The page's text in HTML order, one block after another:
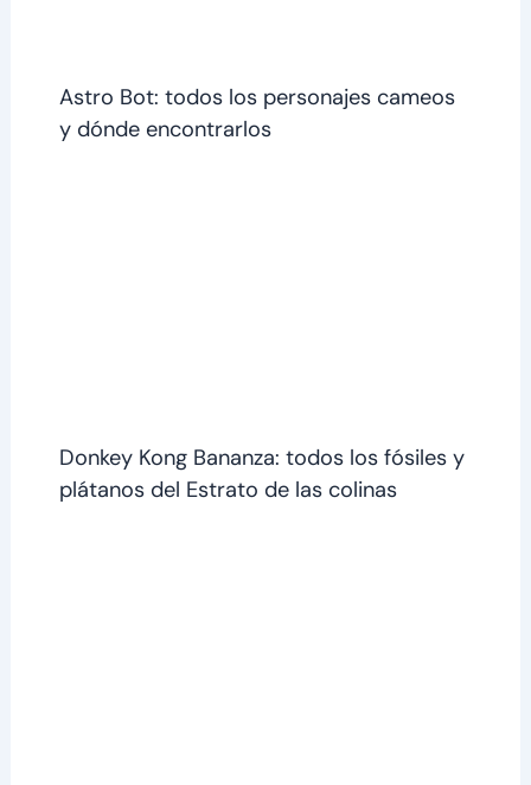
Astro Bot: todos los personajes cameos
y dónde encontrarlos
Donkey Kong Bananza: todos los fósiles y
plátanos del Estrato de las colinas